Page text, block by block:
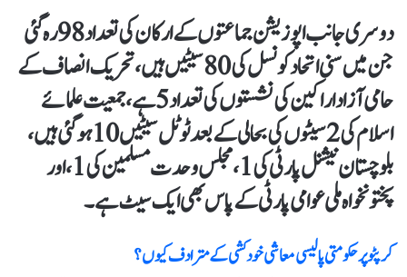
دوسری جانب اپوزیشن جماعتوں کے ارکان کی تعداد 98 رہ گئی
جن میں سنی اتحاد کونسل کی 80 سیٹیں ہیں، تحریک انصاف کے
حامی آزاد اراکین کی نشستوں کی تعداد 5 ہے، جمعیت علمائے
اسلام کی 2 سیٹوں کی بحالی کے بعد ٹوٹل سیٹیں 10 ہو گئی ہیں،
بلوچستان نیشنل پارٹی کی 1، مجلس وحدت مسلمین کی 1، اور
پختونخواہ ملی عوامی پارٹی کے پاس بھی ایک سیٹ ہے ۔
کرپٹو پر حکومتی پالیسی معاشی خودکشی کے مترادف کیوں؟